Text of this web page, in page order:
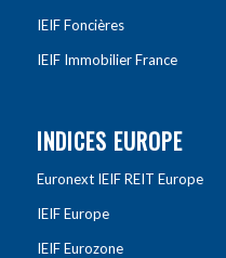
IEIF Foncières
IEIF Immobilier France
INDICES EUROPE
Euronext IEIF REIT Europe
IEIF Europe
IEIF Eurozone